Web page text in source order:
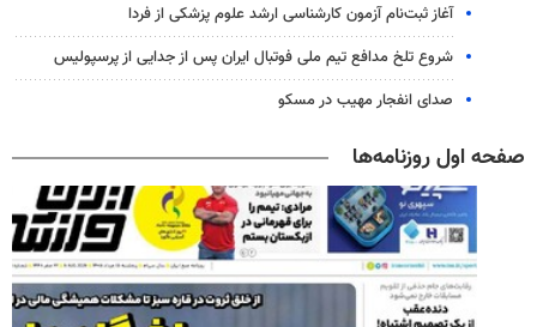
آغاز ثبت‌نام‌ آزمون کارشناسی ارشد علوم پزشکی از فردا
شروع تلخ مدافع تیم ملی فوتبال ایران پس از جدایی از پرسپولیس
صدای انفجار مهیب در مسکو
صفحه اول روزنامه‌ها